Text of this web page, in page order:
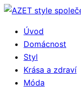
Přejít
obsahuÚvod
Domácnost
Styl
Krása a zdraví
Móda